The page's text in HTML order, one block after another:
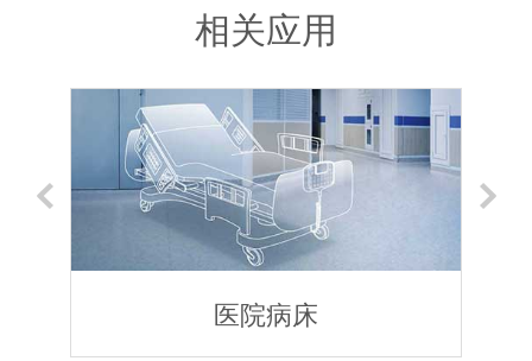
相关应用
医院病床